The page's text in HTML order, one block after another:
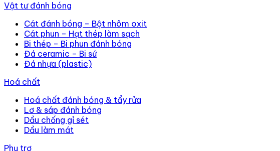
Vật tư đánh bóng
Cát đánh bóng – Bột nhôm oxit
Cát phun – Hạt thép làm sạch
Bi thép – Bi phun đánh bóng
Đá ceramic – Bi sứ
Đá nhựa (plastic)
Hoá chất
Hoá chất đánh bóng & tẩy rửa
Lơ & sáp đánh bóng
Dầu chống gỉ sét
Dầu làm mát
Phụ trợ